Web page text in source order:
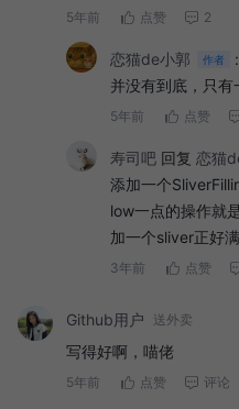
5年前 点赞 2
恋猫de小郭 作者 :
并没有到底，只
5年前 点赞
寿司吧 回复 恋猫
添加一个
low一点的操作就
加一个sliver正好
3年前 点赞
Github用户 送外卖
写得好啊，喵佬
5年前 点赞 评论